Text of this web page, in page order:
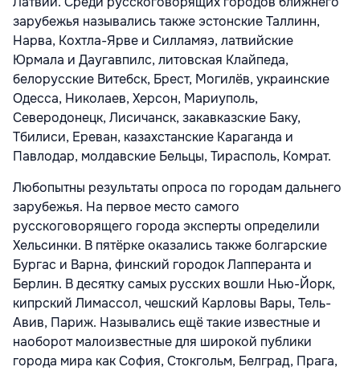
зарубежья назывались также эстонские Таллинн,
Нарва, Кохтла-Ярве и Силламяэ, латвийские
Юрмала и Даугавпилс, литовская Клайпеда,
белорусские Витебск, Брест, Могилёв, украинские
Одесса, Николаев, Херсон, Мариуполь,
Северодонецк, Лисичанск, закавказские Баку,
Тбилиси, Ереван, казахстанские Караганда и
Павлодар, молдавские Бельцы, Тирасполь, Комрат.
Любопытны результаты опроса по городам дальнего
зарубежья. На первое место самого
русскоговорящего города эксперты определили
Хельсинки. В пятёрке оказались также болгарские
Бургас и Варна, финский городок Лапперанта и
Берлин. В десятку самых русских вошли Нью-Йорк,
кипрский Лимассол, чешский Карловы Вары, Тель-
Авив, Париж. Назывались ещё такие известные и
наоборот малоизвестные для широкой публики
города мира как София, Стокгольм, Белград, Прага,